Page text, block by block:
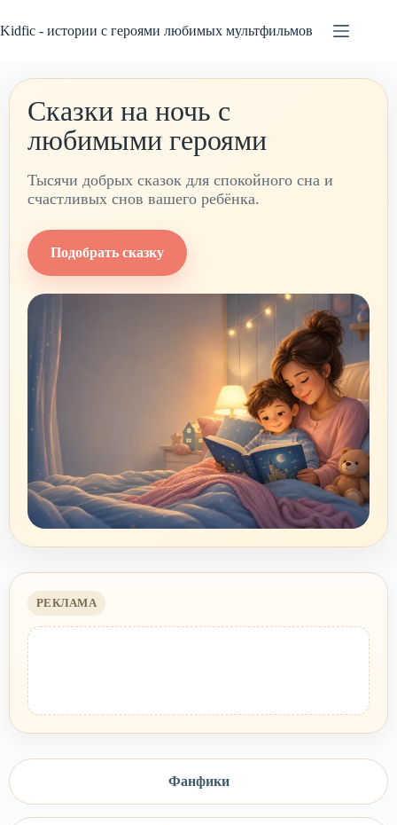
к
сути
Kidfic - истории с героями любимых мультфильмов
Сказки на ночь с
любимыми героями
Тысячи добрых сказок для спокойного сна и
счастливых снов вашего ребёнка.
Подобрать сказку
РЕКЛАМА
Фанфики